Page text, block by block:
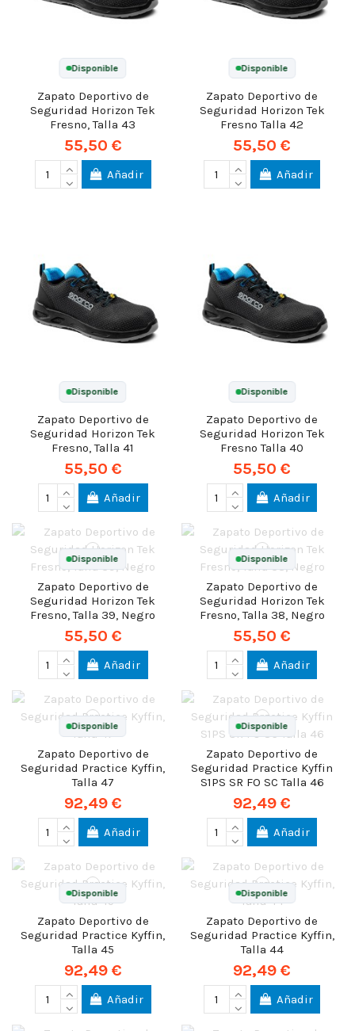
Disponible
Zapato Deportivo de
Seguridad Horizon Tek
Fresno, Talla 43
55,50 €
Añadir
Disponible
Zapato Deportivo de
Seguridad Horizon Tek
Fresno Talla 42
55,50 €
Añadir
Disponible
Zapato Deportivo de
Seguridad Horizon Tek
Fresno, Talla 41
55,50 €
Añadir
Disponible
Zapato Deportivo de
Seguridad Horizon Tek
Fresno Talla 40
55,50 €
Añadir
Disponible
Zapato Deportivo de
Seguridad Horizon Tek
Fresno, Talla 39, Negro
55,50 €
Añadir
Disponible
Zapato Deportivo de
Seguridad Horizon Tek
Fresno, Talla 38, Negro
55,50 €
Añadir
Disponible
Zapato Deportivo de
Seguridad Practice Kyffin,
Talla 47
92,49 €
Añadir
Disponible
Zapato Deportivo de
Seguridad Practice Kyffin
S1PS SR FO SC Talla 46
92,49 €
Añadir
Disponible
Zapato Deportivo de
Seguridad Practice Kyffin,
Talla 45
92,49 €
Añadir
Disponible
Zapato Deportivo de
Seguridad Practice Kyffin,
Talla 44
92,49 €
Añadir